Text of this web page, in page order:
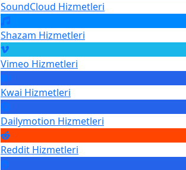
SoundCloud Hizmetleri
Shazam Hizmetleri
Vimeo Hizmetleri
Kwai Hizmetleri
Dailymotion Hizmetleri
Reddit Hizmetleri